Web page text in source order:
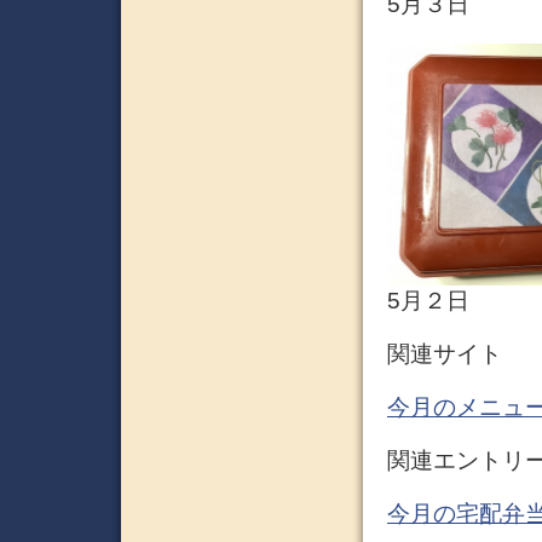
5月２日
関連サイト
今月のメニュ
関連エントリ
今月の宅配弁